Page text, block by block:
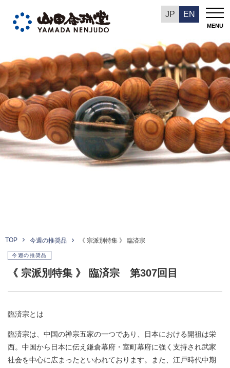
JP EN
MENU
今週の推奨品
TOP 今週の推奨品 《 宗派別特集 》 臨済宗
今週の推奨品
《 宗派別特集 》 臨済宗 第307回目
臨済宗とは
臨済宗は、中国の禅宗五家の一つであり、日本における開祖は栄
西。中国から日本に伝え鎌倉幕府・室町幕府に強く支持され武家
社会を中心に広まったといわれております。また、江戸時代中期